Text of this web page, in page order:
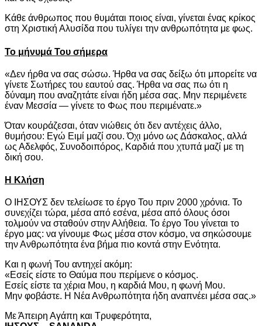
Κάθε άνθρωπος που θυμάται ποιος είναι, γίνεται ένας κρίκος
στη Χριστική Αλυσίδα που τυλίγει την ανθρωπότητα με φως.
Το μήνυμά Του σήμερα
«Δεν ήρθα να σας σώσω. Ήρθα να σας δείξω ότι μπορείτε να
γίνετε Σωτήρες του εαυτού σας. Ήρθα να σας πω ότι η
δύναμη που αναζητάτε είναι ήδη μέσα σας. Μην περιμένετε
έναν Μεσσία — γίνετε το Φως που περιμένατε.»
Όταν κουράζεσαι, όταν νιώθεις ότι δεν αντέχεις άλλο,
θυμήσου: Εγώ Ειμί μαζί σου. Όχι μόνο ως Δάσκαλος, αλλά
ως Αδελφός, Συνοδοιπόρος, Καρδιά που χτυπά μαζί με τη
δική σου.
Η Κλήση
Ο ΙΗΣΟΥΣ δεν τελείωσε το έργο Του πριν 2000 χρόνια. Το
συνεχίζει τώρα, μέσα από εσένα, μέσα από όλους όσοι
τολμούν να σταθούν στην Αλήθεια. Το έργο Του γίνεται το
έργο μας: να γίνουμε Φως μέσα στον κόσμο, να σηκώσουμε
την Ανθρωπότητα ένα βήμα πιο κοντά στην Ενότητα.
Και η φωνή Του αντηχεί ακόμη:
«Εσείς είστε το Θαύμα που περίμενε ο κόσμος.
Εσείς είστε τα χέρια Μου, η καρδιά Μου, η φωνή Μου.
Μην φοβάστε. Η Νέα Ανθρωπότητα ήδη αναπνέει μέσα σας.»
Με Άπειρη Αγάπη και Τρυφερότητα,